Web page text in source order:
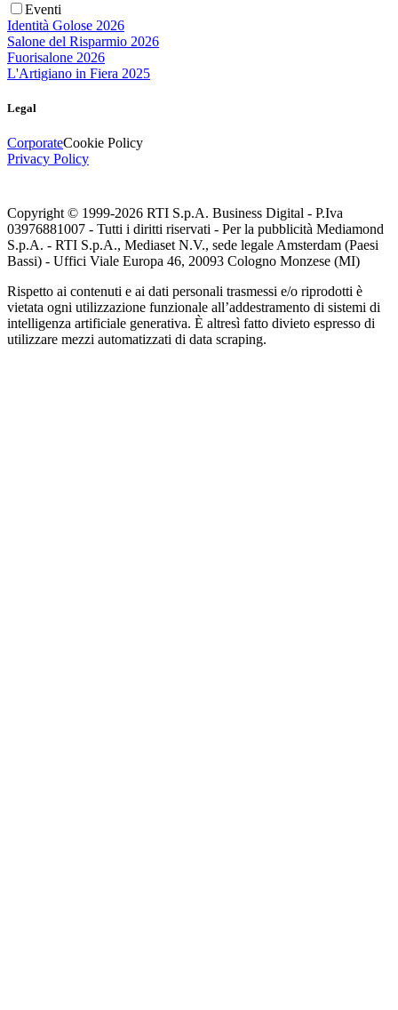
Eventi
Identità Golose 2026
Salone del Risparmio 2026
Fuorisalone 2026
L'Artigiano in Fiera 2025
Legal
CorporateCookie Policy
Privacy Policy
Copyright © 1999-2026 RTI S.p.A. Business Digital - P.Iva
03976881007 - Tutti i diritti riservati - Per la pubblicità Mediamond
S.p.A. - RTI S.p.A., Mediaset N.V., sede legale Amsterdam (Paesi
Bassi) - Uffici Viale Europa 46, 20093 Cologno Monzese (MI)
Rispetto ai contenuti e ai dati personali trasmessi e/o riprodotti è
vietata ogni utilizzazione funzionale all’addestramento di sistemi di
intelligenza artificiale generativa. È altresì fatto divieto espresso di
utilizzare mezzi automatizzati di data scraping.